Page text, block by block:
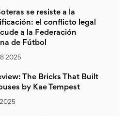
se resiste a la
el conflicto legal
a la Federación
de Fútbol
2025
The Bricks That Built
by Kae Tempest